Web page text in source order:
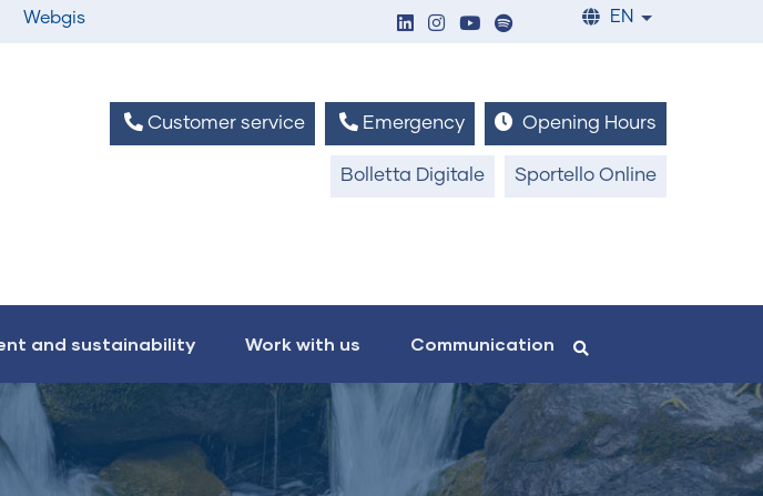
Webgis EN List
Customer service Emergency Opening Hours
Bolletta Digitale Sportello Online
and sustainability Work with us Communication